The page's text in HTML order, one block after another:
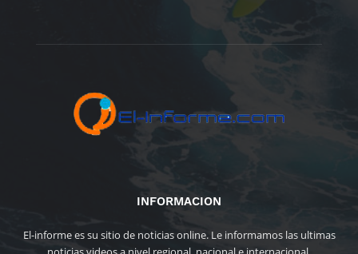
INFORMACION
El-informe es su sitio de noticias online. Le informamos las ultimas